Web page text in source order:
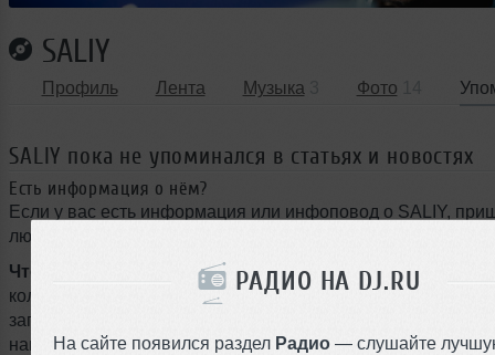
РАДИО НА DJ.RU
На сайте появился раздел Радио — слушайте
SALIY
Профиль Лента Музыка Фото
SALIY пока не упоминался в статьях и новостях
Есть информация о нём?
Если у вас есть информация или инфоповод о SALIY,
любой текст для новости в свободной форме через наш
Что может быть интересно:громкие выступления,
коллаборации, туры, фестивали, подписание контрактов
запуск собственного лейбла, ремиксы, радиошоу, мастер-
награды, смена стиля или любые другие события из мира